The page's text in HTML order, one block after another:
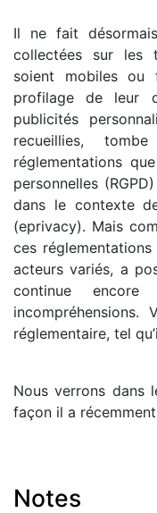
Il ne fait
collectées sur les
soient mobiles
profilage de leur
publicités
recueillies,
réglementations
personnelles
dans le contexte
(eprivacy). Mais
ces
acteurs variés, a
continue
réglementaire, tel
Nous verrons dans
façon il a
Notes